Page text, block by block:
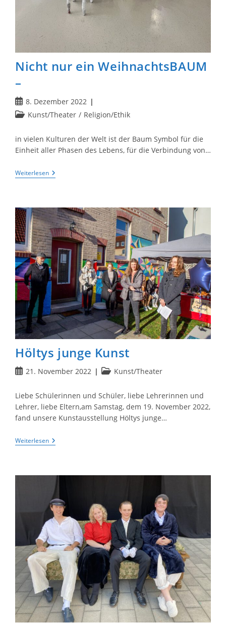
Nicht nur ein WeihnachtsBAUM
–
Beitrag
veröffentlicht:
8. Dezember 2022
Beitrags-
Kunst/Theater / Religion/Ethik
in vielen Kulturen der Welt ist der Baum Symbol für die
Einheit aller Phasen des Lebens, für die Verbindung von…
WeiterlesenNicht
Nur
Höltys junge Kunst
Beitrag21. November 2022
Beitrags-
Kunst/Theater
Liebe Schülerinnen und Schüler, liebe Lehrerinnen und
Lehrer, liebe Eltern,am Samstag, dem 19. November 2022,
fand unsere Kunstausstellung Höltys junge…
WeiterlesenHöltys
Junge